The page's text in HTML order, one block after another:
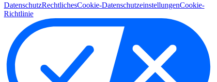
DatenschutzRechtlichesCookie-DatenschutzeinstellungenCookie-
Richtlinie